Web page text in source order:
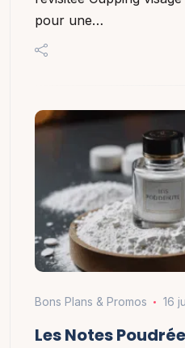
pour une…
Bons Plans & Promos 16
Les Notes